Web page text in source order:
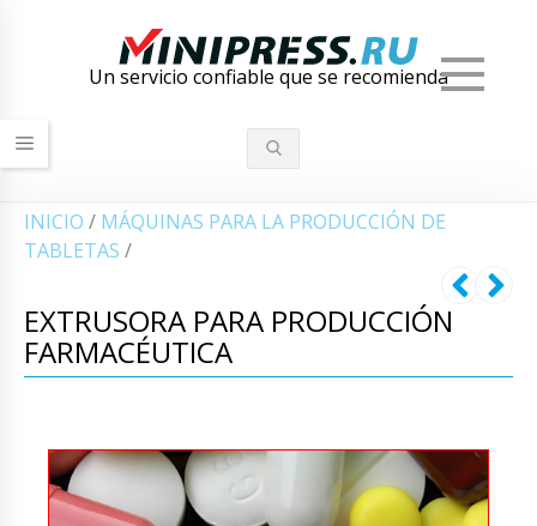
Un servicio confiable que se recomienda
INICIO / MÁQUINAS PARA LA PRODUCCIÓN DE
TABLETAS /
EXTRUSORA PARA PRODUCCIÓN
FARMACÉUTICA